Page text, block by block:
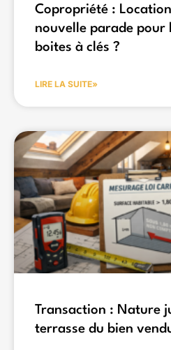
Copropriété :
nouvelle parade pour
boites à clés ?
LIRE LA SUITE»
Transaction : Nature
terrasse du bien